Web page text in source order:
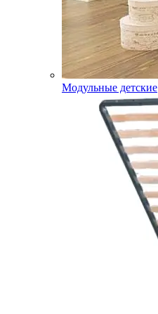
Модульные детские